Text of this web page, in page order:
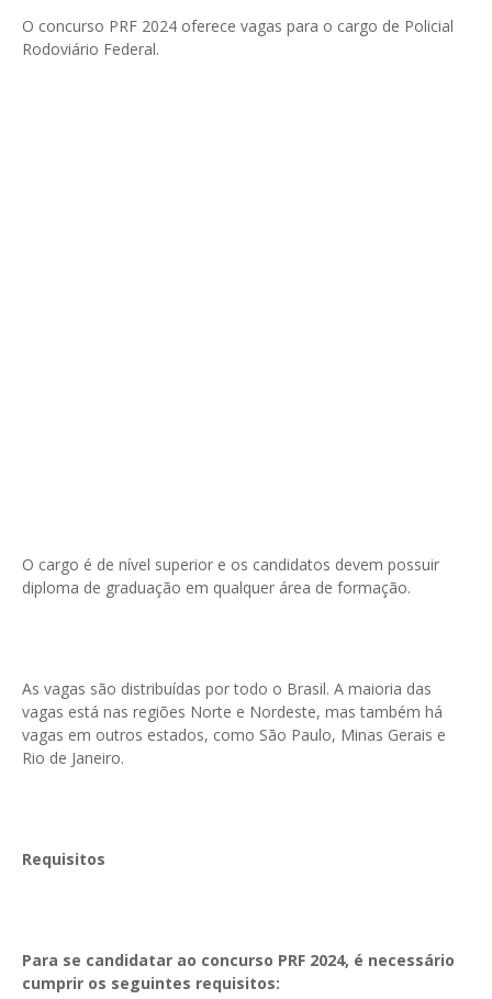
O concurso PRF 2024 oferece vagas para o cargo de Policial
Rodoviário Federal.
O cargo é de nível superior e os candidatos devem possuir
diploma de graduação em qualquer área de formação.
As vagas são distribuídas por todo o Brasil. A maioria das
vagas está nas regiões Norte e Nordeste, mas também há
vagas em outros estados, como São Paulo, Minas Gerais e
Rio de Janeiro.
Requisitos
Para se candidatar ao concurso PRF 2024, é necessário
cumprir os seguintes requisitos: